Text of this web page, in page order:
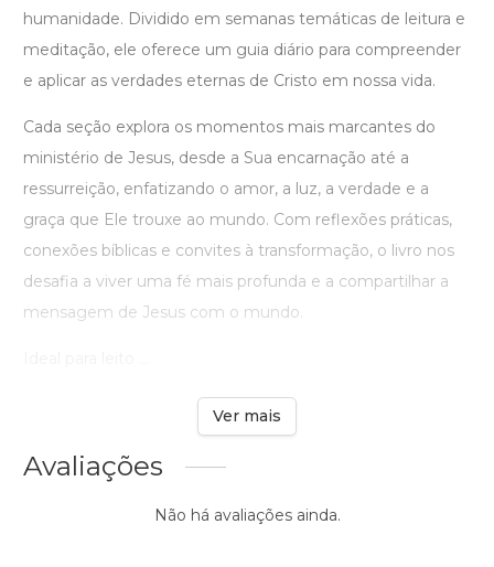
humanidade. Dividido em semanas temáticas de leitura e
meditação, ele oferece um guia diário para compreender
e aplicar as verdades eternas de Cristo em nossa vida.
Cada seção explora os momentos mais marcantes do
ministério de Jesus, desde a Sua encarnação até a
ressurreição, enfatizando o amor, a luz, a verdade e a
graça que Ele trouxe ao mundo. Com reflexões práticas,
conexões bíblicas e convites à transformação, o livro nos
desafia a viver uma fé mais profunda e a compartilhar a
mensagem de Jesus com o mundo.
Ver mais
Avaliações
Não há avaliações ainda.